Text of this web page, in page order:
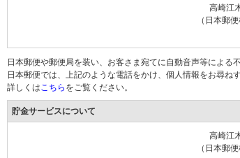
高崎江
（日本郵
日本郵便や郵便局を装い、お客さま宛てに自動音声等による
日本郵便では、上記のような電話をかけ、個人情報をお尋ね
詳しくは こちらをご覧ください。
貯金サービスについて
高崎江
（日本郵